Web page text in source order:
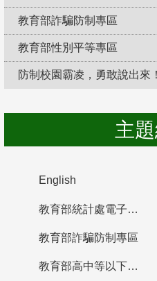
教育部詐騙防制專區
教育部性別平等專區
防制校園霸凌，勇敢說出來！
主
English
教育部統計處電子書櫃
教育部詐騙防制專區
教育部高中等以下學校及幼兒園教師資格檢定考試